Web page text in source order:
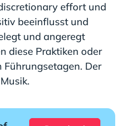
effort und
beeinflusst und
und angeregt
diese Praktiken oder
Führungsetagen. Der